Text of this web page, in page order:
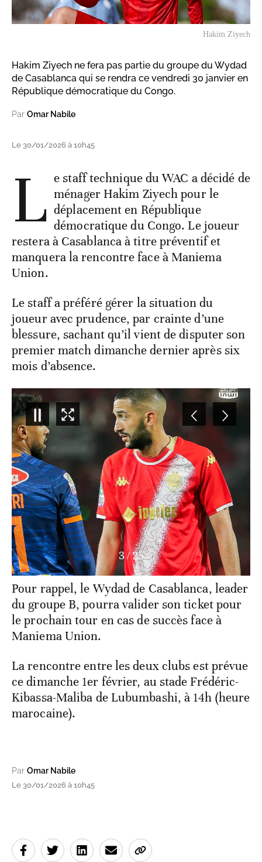
Hakim Ziyech
Hakim Ziyech ne fera pas partie du groupe du Wydad
de Casablanca qui se rendra ce vendredi 30 janvier en
République démocratique du Congo.
Par Omar Nabile
Le 30/01/2026 à 10h45
L e staff technique du WAC a décidé de
ménager Hakim Ziyech pour le
déplacement en République
démocratique du Congo. Le joueur
restera à Casablanca à titre préventif et
manquera la rencontre face à Maniema
Union.
Le staff a préféré gérer la situation du
joueur avec prudence, par crainte d’une
blessure, sachant qu’il vient de disputer son
premier match dimanche dernier après six
mois d’absence.
4/25
Pour rappel, le Wydad de Casablanca, leader
du groupe B, pourra valider son ticket pour
le prochain tour en cas de succès face à
Maniema Union.
La rencontre entre les deux clubs est prévue
ce dimanche 1er février, au stade Frédéric-
Kibassa-Maliba de Lubumbashi, à 14h (heure
marocaine).
Par Omar Nabile
Le 30/01/2026 à 10h45